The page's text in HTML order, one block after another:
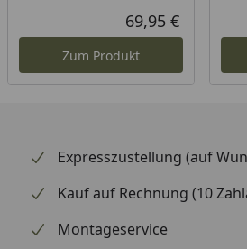
Aktueller
69,95 €
Zum Produkt
Expresszustellung (auf
Kauf auf Rechnung (10
Montageservice